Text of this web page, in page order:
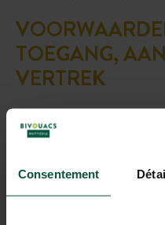
Consentement
TOEGANG,
VERTREK
De gereserveerde PLEK
de dag van aankomst
U mag maximaal twee